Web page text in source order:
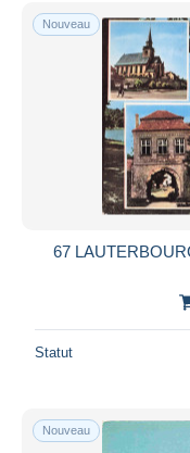
Uniquement en
Livraison gratuite
Méthodes de
PayPal
Virement
Visa
iDeal
Nouveau
67
Statut
Nouveau